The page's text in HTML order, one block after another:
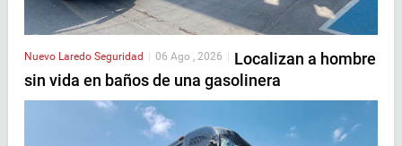
Nuevo Laredo Seguridad | 06 Ago , 2026 | Localizan a hombre
sin vida en baños de una gasolinera